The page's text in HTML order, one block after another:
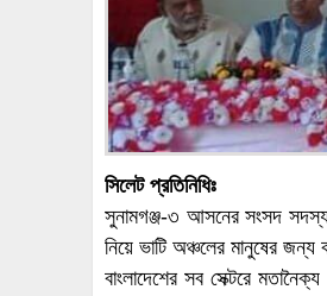
সিলেট প্রতিনিধিঃ
সুনামগঞ্জ-৩ আসনের সংসদ সদস্য
নিয়ে ভাটি অঞ্চলের মানুষের জন্য
বাংলাদেশের সব সেক্টরে